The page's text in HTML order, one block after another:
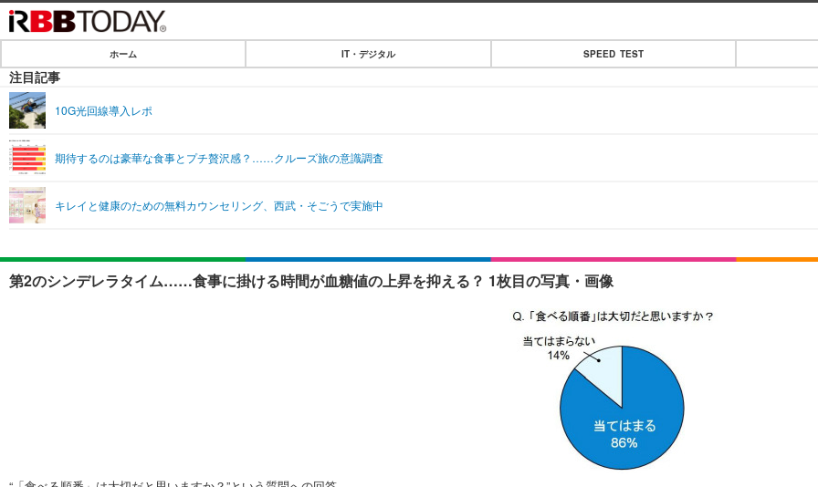
IT・デジタル
ショッピング
SPEED TEST
エンタメ
エンタメTOP
音楽
ライフ
ライフTOP
ペット
リリース一覧
ホーム IT・デジタル SPEED TEST
注目記事
10G光回線導入レポ
期待するのは豪華な食事とプチ贅沢感？……クルーズ旅の意識調査
キレイと健康のための無料カウンセリング、西武・そごうで実施中
第2のシンデレラタイム……食事に掛ける時間が血糖値の上昇を抑える？ 1枚目の写真・画像